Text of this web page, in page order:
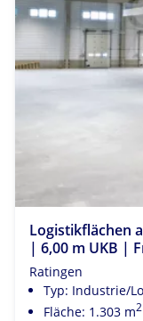
Logistikflächen
| 6,00 m UKB |
Ratingen
Typ: Industrie/
Fläche: 1.303 m2